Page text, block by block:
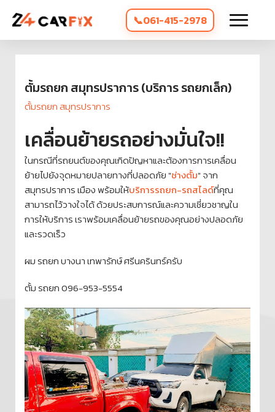
061-415-2978
ตั้มรถยก สมุทรปราการ (บริการ รถยกเล็ก)
ตั้มรถยก สมุทรปราการ
เคลื่อนย้ายรถอย่างมั่นใจ!!
ในกรณีที่รถยนต์ของคุณเกิดปัญหาและต้องการการเคลื่อน
ย้ายไปยังจุดหมายปลายทางที่ปลอดภัย "ช่างตั้ม" จาก
สมุทรปราการ เมือง พร้อมให้บริการรถยก-รถสไลด์ที่คุณ
สามารถไว้วางใจได้ ด้วยประสบการณ์และความเชี่ยวชาญใน
การให้บริการ เราพร้อมเคลื่อนย้ายรถของคุณอย่างปลอดภัย
และรวดเร็ว
ผม รถยก บางนา เทพารักษ์ ศรีนครินทร์ครับ
ตั้ม รถยก 096-953-5554